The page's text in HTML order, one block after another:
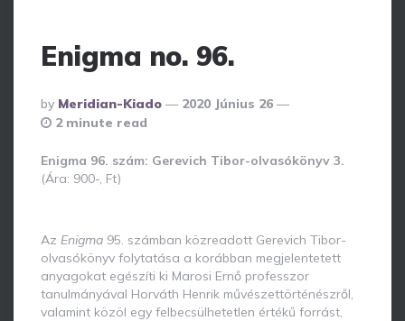
Enigma no. 96.
Posted
By
By Meridian-Kiado
2020 Június 26
2 minute read
Enigma 96. szám: Gerevich Tibor-olvasókönyv 3.
(Ára: 900-, Ft)
Az Enigma 95. számban közreadott Gerevich Tibor-
olvasókönyv folytatása a korábban megjelentetett
anyagokat egészíti ki Marosi Ernő professzor
tanulmányával Horváth Henrik művészettörténészről,
valamint közöl egy felbecsülhetetlen értékű forrást,